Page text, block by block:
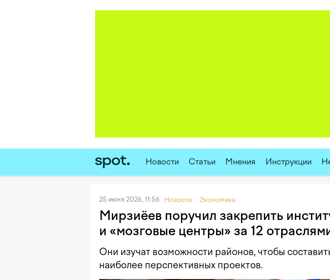
Новости Статьи Мнения Инструкции
25 июня 2026, 11:56 Новости Экономика
Мирзиёев поручил закрепить
и «мозговые центры» за 12
Они изучат возможности районов, чтобы
наиболее перспективных проектов.